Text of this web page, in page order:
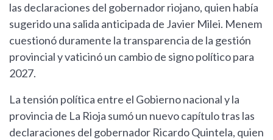
las declaraciones del gobernador riojano, quien había
sugerido una salida anticipada de Javier Milei. Menem
cuestionó duramente la transparencia de la gestión
provincial y vaticinó un cambio de signo político para
2027.
La tensión política entre el Gobierno nacional y la
provincia de La Rioja sumó un nuevo capítulo tras las
declaraciones del gobernador Ricardo Quintela, quien